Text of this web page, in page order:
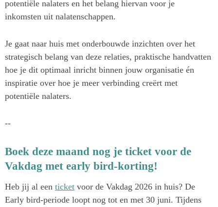
potentiële nalaters en het belang hiervan voor je
inkomsten uit nalatenschappen.
Je gaat naar huis met onderbouwde inzichten over het
strategisch belang van deze relaties, praktische handvatten
hoe je dit optimaal inricht binnen jouw organisatie én
inspiratie over hoe je meer verbinding creërt met
potentiële nalaters.
--
Boek deze maand nog je ticket voor de
Vakdag met early bird-korting!
Heb jij al een ticket voor de Vakdag 2026 in huis? De
Early bird-periode loopt nog tot en met 30 juni. Tijdens